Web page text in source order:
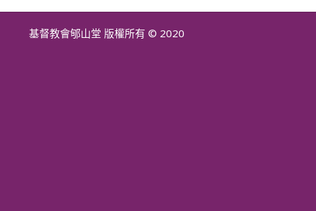
基督教會郇山堂 版權所有 © 2020